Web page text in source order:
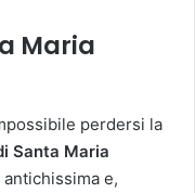
Maria
perdersi la
Santa Maria
e,